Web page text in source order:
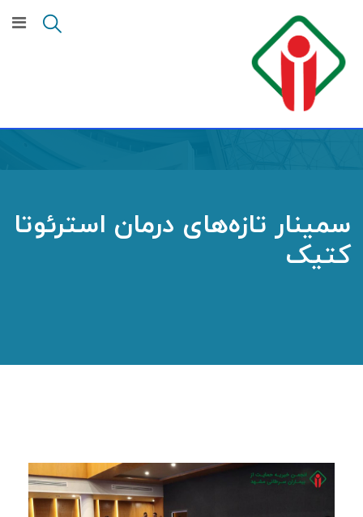
سمینار تازه‌های درمان استرئوتا
کتیک